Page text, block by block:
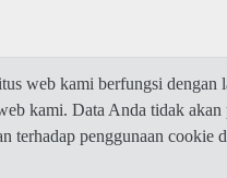
web kami berfungsi dengan
kami. Data Anda tidak akan
terhadap penggunaan cookie